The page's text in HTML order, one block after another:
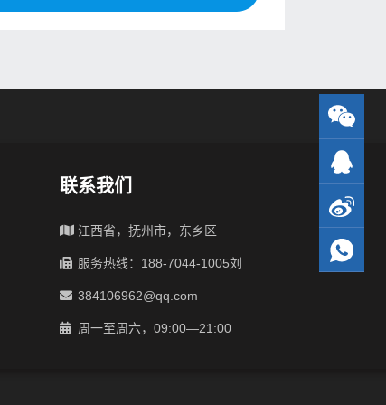
联系我们
江西省，抚州市，东乡区
服务热线：188-7044-1005刘
384106962@qq.com
周一至周六，09:00—21:00